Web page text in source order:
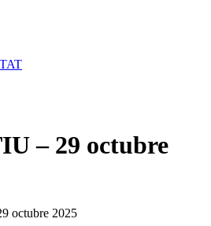
– 29 octubre
octubre 2025